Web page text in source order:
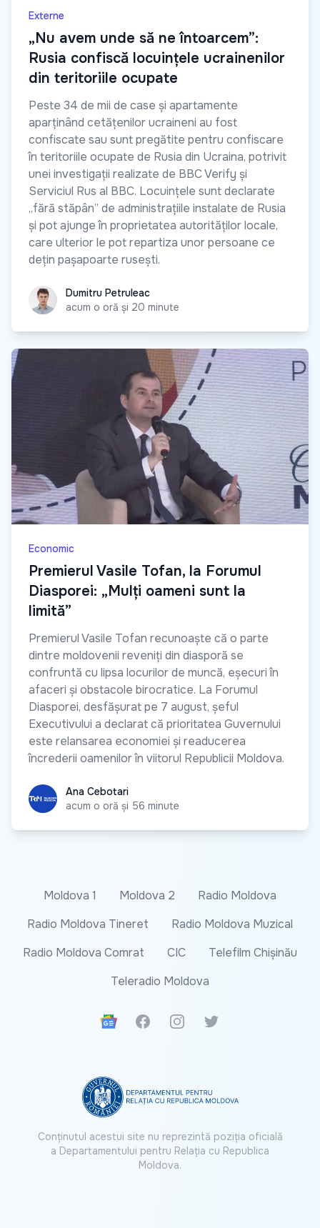
Externe
„Nu avem unde să ne întoarcem”:
Rusia confiscă locuințele ucrainenilor
din teritoriile ocupate
Peste 34 de mii de case și apartamente
aparținând cetățenilor ucraineni au fost
confiscate sau sunt pregătite pentru confiscare
în teritoriile ocupate de Rusia din Ucraina, potrivit
unei investigații realizate de BBC Verify și
Serviciul Rus al BBC. Locuințele sunt declarate
„fără stăpân” de administrațiile instalate de Rusia
și pot ajunge în proprietatea autorităților locale,
care ulterior le pot repartiza unor persoane ce
dețin pașapoarte rusești.
Dumitru Petruleac
Dumitru Petruleac
acum o oră și 20 minute
Economic
Premierul Vasile Tofan, la Forumul
Diasporei: „Mulți oameni sunt la
limită”
Premierul Vasile Tofan recunoaște că o parte
dintre moldovenii reveniți din diasporă se
confruntă cu lipsa locurilor de muncă, eșecuri în
afaceri și obstacole birocratice. La Forumul
Diasporei, desfășurat pe 7 august, șeful
Executivului a declarat că prioritatea Guvernului
este relansarea economiei și readucerea
încrederii oamenilor în viitorul Republicii Moldova.
Ana CebotariAna Cebotari
acum o oră și 56 minute
Moldova 1 Moldova 2
Radio Moldova
Radio Moldova Tineret
Radio Moldova Muzical
Radio Moldova Comrat
CIC
Telefilm Chișinău
Teleradio Moldova
Google News
FacebookInstagramTwitter
Conținutul acestui site nu reprezintă poziția oficială
a Departamentului pentru Relația cu Republica
Moldova.